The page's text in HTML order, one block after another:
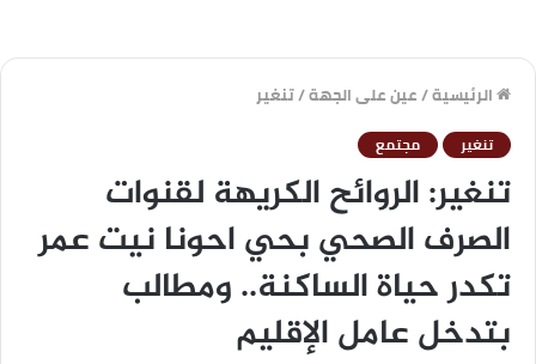
الرئيسية/عين على الجهة/تنغير
تنغير مجتمع
تنغير: الروائح الكريهة لقنوات
الصرف الصحي بحي احونا نيت عمر
تكدر حياة الساكنة.. ومطالب
بتدخل عامل الإقليم